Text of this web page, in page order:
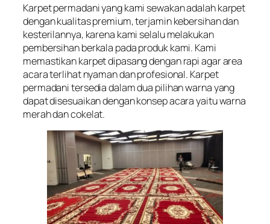
Karpet permadani yang kami sewakan adalah karpet
dengan kualitas premium, terjamin kebersihan dan
kesterilannya, karena kami selalu melakukan
pembersihan berkala pada produk kami. Kami
memastikan karpet dipasang dengan rapi agar area
acara terlihat nyaman dan profesional. Karpet
permadani tersedia dalam dua pilihan warna yang
dapat disesuaikan dengan konsep acara yaitu warna
merah dan cokelat.